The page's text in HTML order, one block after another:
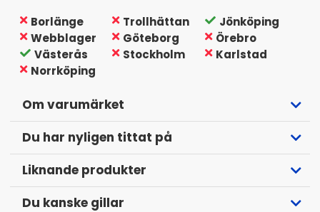
Borlänge Trollhättan
Jönköping
Webblager
Göteborg
Örebro
Västerås
Stockholm
Karlstad
Norrköping
Om varumärket
Du har nyligen tittat på
Liknande produkter
Du kanske gillar